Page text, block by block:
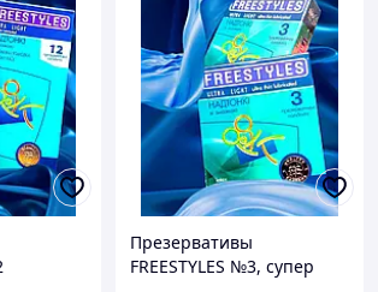
Презервативы
FREESTYLES №3, супер